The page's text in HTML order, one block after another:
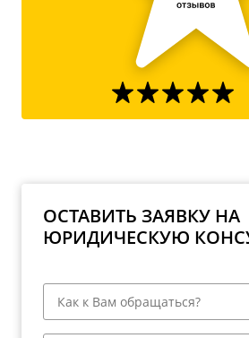
ОСТАВИТЬ ЗАЯВКУ НА
ЮРИДИЧЕСКУЮ